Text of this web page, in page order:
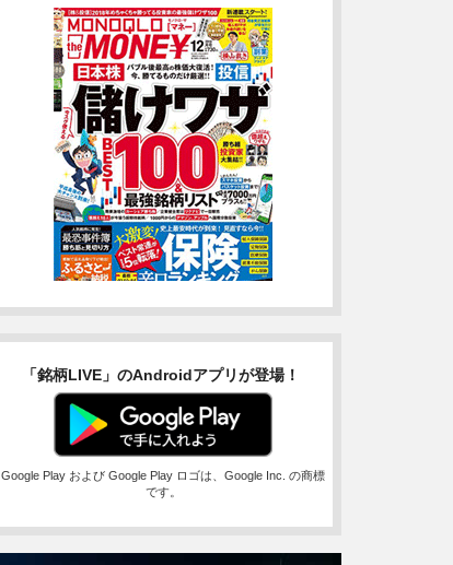
「銘柄LIVE」のAndroidアプリが登場！
Google Play および Google Play ロゴは、Google Inc. の商標
です。